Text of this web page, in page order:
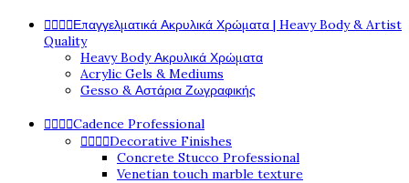
Επαγγελματικά Ακρυλικά Χρώματα | Heavy Body & Artist
Quality
Heavy Body Ακρυλικά Χρώματα
Acrylic Gels & Mediums
Gesso & Αστάρια Ζωγραφικής
Cadence Professional
Decorative Finishes
Concrete Stucco Professional
Venetian touch marble texture